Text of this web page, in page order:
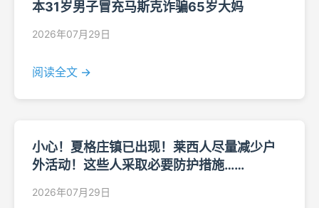
本31岁男子冒充马斯克诈骗65岁大妈
2026年07月29日
阅读全文 →
小心！夏格庄镇已出现！莱西人尽量减少户
外活动！这些人采取必要防护措施……
2026年07月29日